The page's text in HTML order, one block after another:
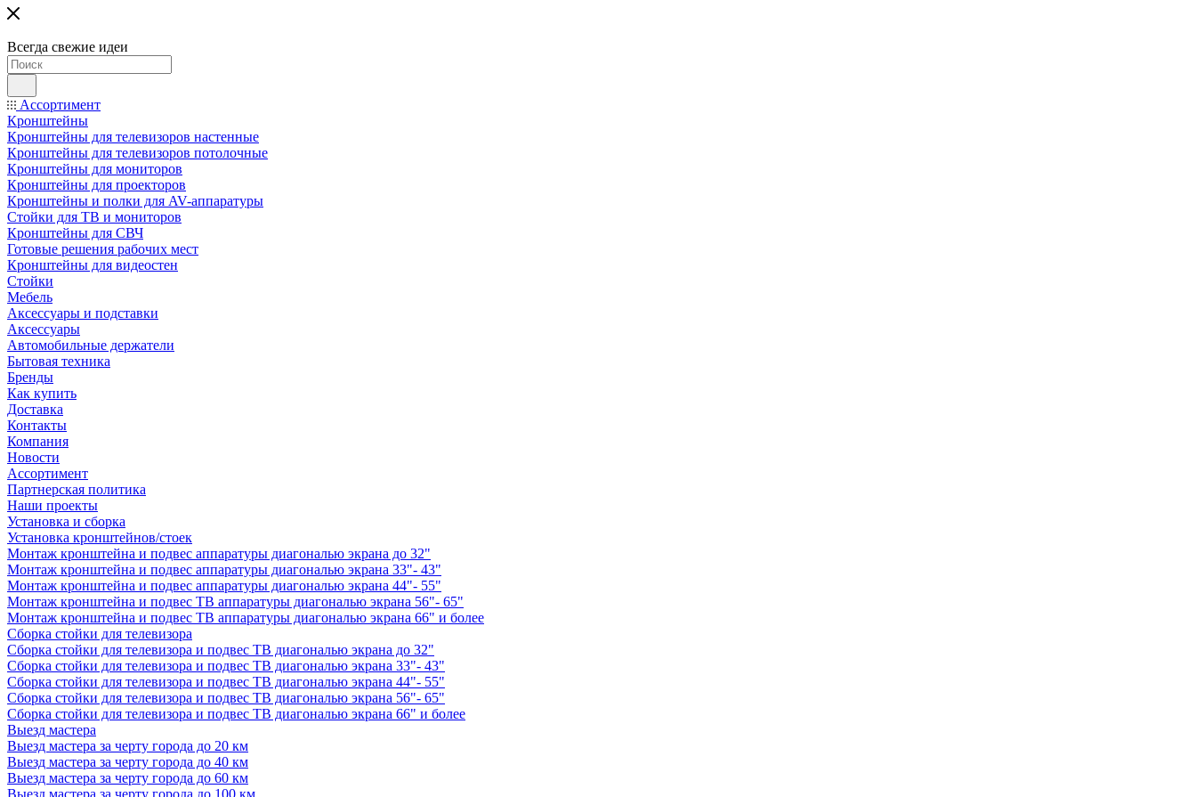
Всегда свежие идеи
Ассортимент
Кронштейны
Кронштейны для телевизоров настенные
Кронштейны для телевизоров потолочные
Кронштейны для мониторов
Кронштейны для проекторов
Кронштейны и полки для AV-аппаратуры
Стойки для ТВ и мониторов
Кронштейны для СВЧ
Готовые решения рабочих мест
Кронштейны для видеостен
Стойки
Мебель
Аксессуары и подставки
Аксессуары
Автомобильные держатели
Бытовая техника
Бренды
Как купить
Доставка
Контакты
Компания
Новости
Ассортимент
Партнерская политика
Наши проекты
Установка и сборка
Установка кронштейнов/стоек
Монтаж кронштейна и подвес аппаратуры диагональю экрана до 32"
Монтаж кронштейна и подвес аппаратуры диагональю экрана 33"- 43"
Монтаж кронштейна и подвес аппаратуры диагональю экрана 44"- 55"
Монтаж кронштейна и подвес ТВ аппаратуры диагональю экрана 56"- 65"
Монтаж кронштейна и подвес ТВ аппаратуры диагональю экрана 66" и более
Сборка стойки для телевизора
Сборка стойки для телевизора и подвес ТВ диагональю экрана до 32"
Сборка стойки для телевизора и подвес ТВ диагональю экрана 33"- 43"
Сборка стойки для телевизора и подвес ТВ диагональю экрана 44"- 55"
Сборка стойки для телевизора и подвес ТВ диагональю экрана 56"- 65"
Сборка стойки для телевизора и подвес ТВ диагональю экрана 66" и более
Выезд мастера
Выезд мастера за черту города до 20 км
Выезд мастера за черту города до 40 км
Выезд мастера за черту города до 60 км
Выезд мастера за черту города до 100 км